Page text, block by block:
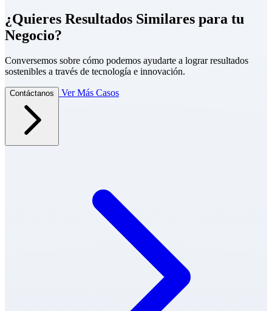
¿Quieres Resultados Similares para tu
Negocio?
Conversemos sobre cómo podemos ayudarte a lograr resultados
sostenibles a través de tecnología e innovación.
Contáctanos Ver Más Casos